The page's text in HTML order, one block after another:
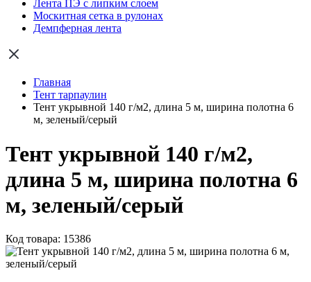
Лента ПЭ с липким слоем
Москитная сетка в рулонах
Демпферная лента
Главная
Тент тарпаулин
Тент укрывной 140 г/м2, длина 5 м, ширина полотна 6
м, зеленый/серый
Тент укрывной 140 г/м2,
длина 5 м, ширина полотна 6
м, зеленый/серый
Код товара: 15386